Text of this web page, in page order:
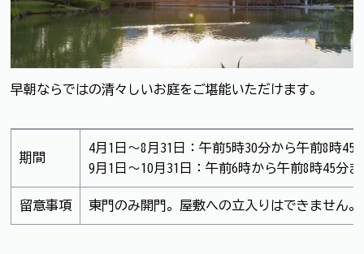
早朝ならではの清々しいお庭をご堪能いただけます。
期間
4月1日～8月31日：午前5時30分から午前8時45
9月1日～10月31日：午前6時から午前8時45分ま
留意事項 東門のみ開門。屋敷への立入りはできません